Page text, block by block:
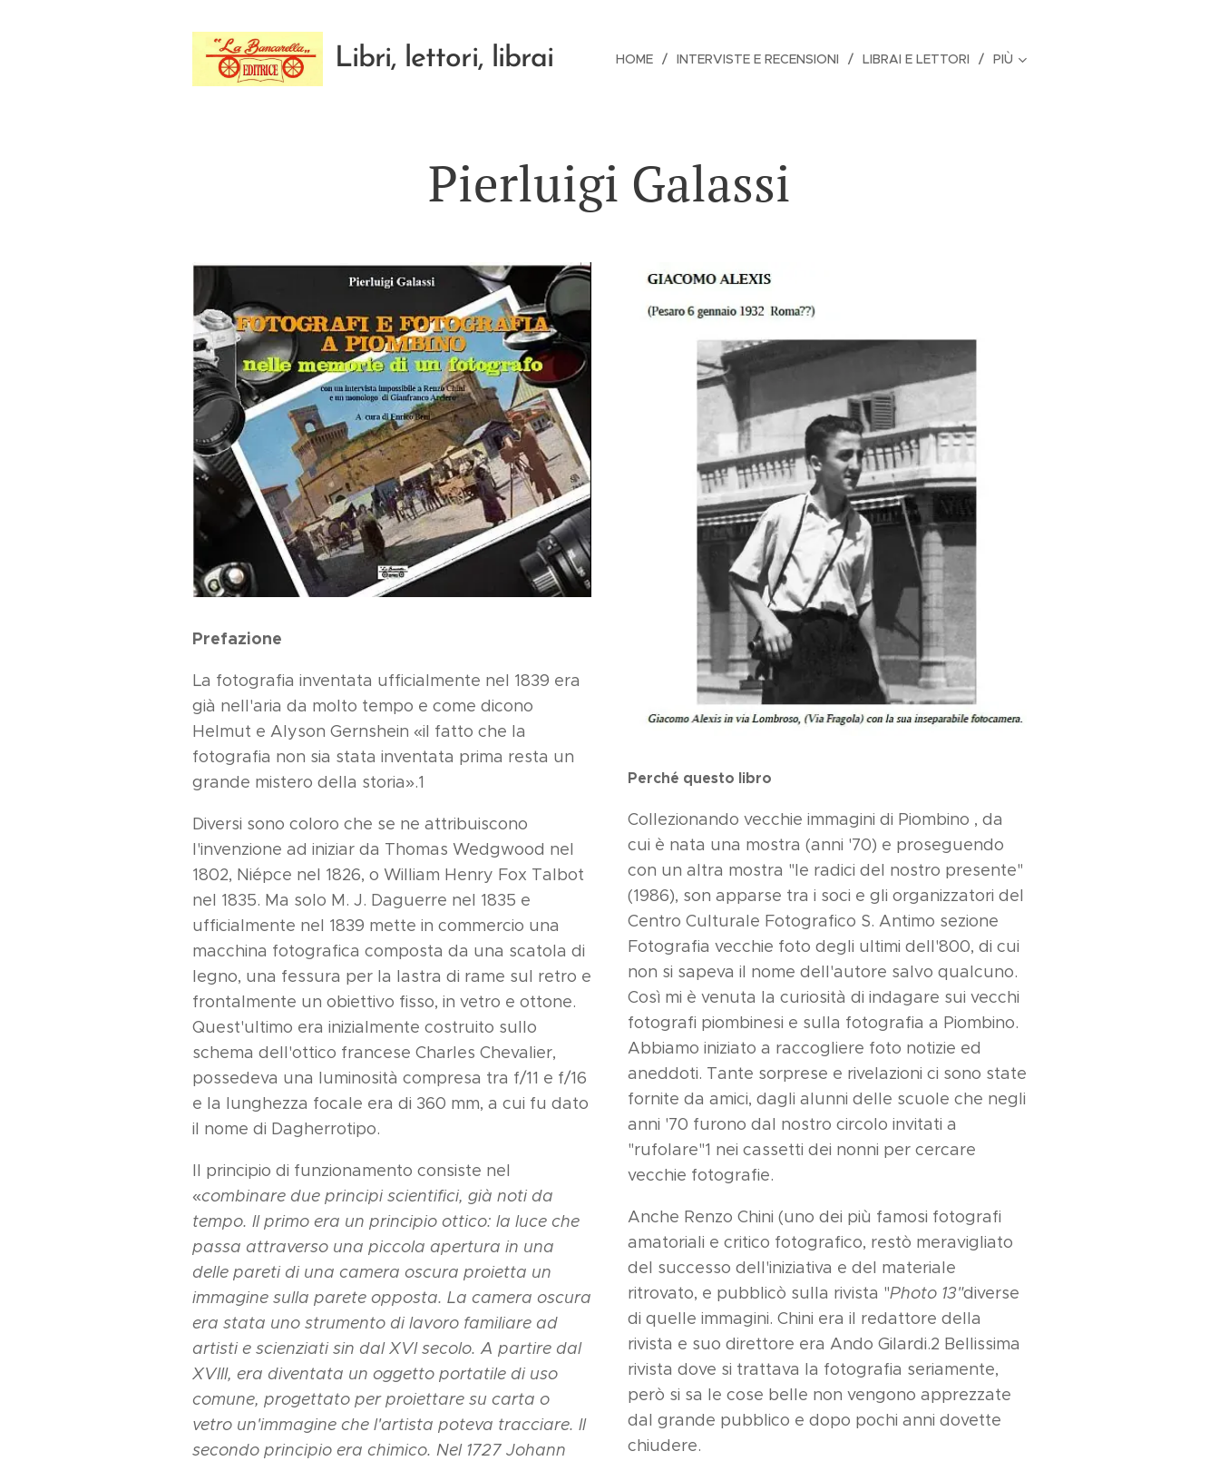
Libri, lettori, librai HOME INTERVISTE E RECENSIONI LIBRAI E LETTORI PIÙ
Pierluigi Galassi
Prefazione
La fotografia inventata ufficialmente nel 1839 era
già nell'aria da molto tempo e come dicono
Helmut e Alyson Gernshein «il fatto che la
fotografia non sia stata inventata prima resta un
grande mistero della storia».1
Diversi sono coloro che se ne attribuiscono
l'invenzione ad iniziar da Thomas Wedgwood nel
1802, Niépce nel 1826, o William Henry Fox Talbot
nel 1835. Ma solo M. J. Daguerre nel 1835 e
ufficialmente nel 1839 mette in commercio una
macchina fotografica composta da una scatola di
legno, una fessura per la lastra di rame sul retro e
frontalmente un obiettivo fisso, in vetro e ottone.
Quest'ultimo era inizialmente costruito sullo
schema dell'ottico francese Charles Chevalier,
possedeva una luminosità compresa tra f/11 e f/16
e la lunghezza focale era di 360 mm, a cui fu dato
il nome di Dagherrotipo.
Il principio di funzionamento consiste nel
«combinare due principi scientifici, già noti da
tempo. Il primo era un principio ottico: la luce che
passa attraverso una piccola apertura in una
delle pareti di una camera oscura proietta un
immagine sulla parete opposta. La camera oscura
era stata uno strumento di lavoro familiare ad
artisti e scienziati sin dal XVI secolo. A partire dal
XVIII, era diventata un oggetto portatile di uso
comune, progettato per proiettare su carta o
vetro un'immagine che l'artista poteva tracciare. Il
secondo principio era chimico. Nel 1727 Johann
Perché questo libro
Collezionando vecchie immagini di Piombino , da
cui è nata una mostra (anni '70) e proseguendo
con un altra mostra "le radici del nostro presente"
(1986), son apparse tra i soci e gli organizzatori del
Centro Culturale Fotografico S. Antimo sezione
Fotografia vecchie foto degli ultimi dell'800, di cui
non si sapeva il nome dell'autore salvo qualcuno.
Così mi è venuta la curiosità di indagare sui vecchi
fotografi piombinesi e sulla fotografia a Piombino.
Abbiamo iniziato a raccogliere foto notizie ed
aneddoti. Tante sorprese e rivelazioni ci sono state
fornite da amici, dagli alunni delle scuole che negli
anni '70 furono dal nostro circolo invitati a
"rufolare"1 nei cassetti dei nonni per cercare
vecchie fotografie.
Anche Renzo Chini (uno dei più famosi fotografi
amatoriali e critico fotografico, restò meravigliato
del successo dell'iniziativa e del materiale
ritrovato, e pubblicò sulla rivista "Photo 13"diverse
di quelle immagini. Chini era il redattore della
rivista e suo direttore era Ando Gilardi.2 Bellissima
rivista dove si trattava la fotografia seriamente,
però si sa le cose belle non vengono apprezzate
dal grande pubblico e dopo pochi anni dovette
chiudere.